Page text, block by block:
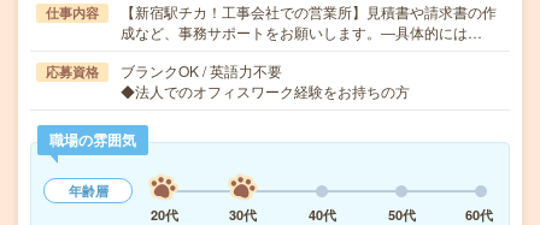
仕事内容
【新宿駅チカ！工事会社での営業所】見積書や請求書の作
成など、事務サポートをお願いします。―具体的には…
応募資格
ブランクOK / 英語力不要
◆法人でのオフィスワーク経験をお持ちの方
職場の雰囲気
年齢層
20代
30代 40代 50代
60代